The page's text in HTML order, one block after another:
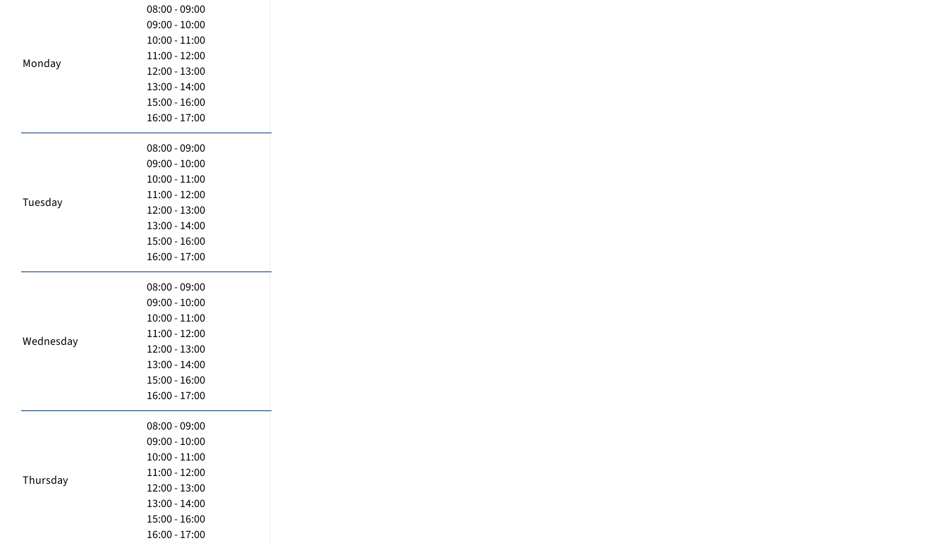
Monday
08:00 - 09:00
09:00 - 10:00
10:00 - 11:00
11:00 - 12:00
12:00 - 13:00
13:00 - 14:00
15:00 - 16:00
16:00 - 17:00
Tuesday
08:00 - 09:00
09:00 - 10:00
10:00 - 11:00
11:00 - 12:00
12:00 - 13:00
13:00 - 14:00
15:00 - 16:00
16:00 - 17:00
Wednesday
08:00 - 09:00
09:00 - 10:00
10:00 - 11:00
11:00 - 12:00
12:00 - 13:00
13:00 - 14:00
15:00 - 16:00
16:00 - 17:00
Thursday
08:00 - 09:00
09:00 - 10:00
10:00 - 11:00
11:00 - 12:00
12:00 - 13:00
13:00 - 14:00
15:00 - 16:00
16:00 - 17:00